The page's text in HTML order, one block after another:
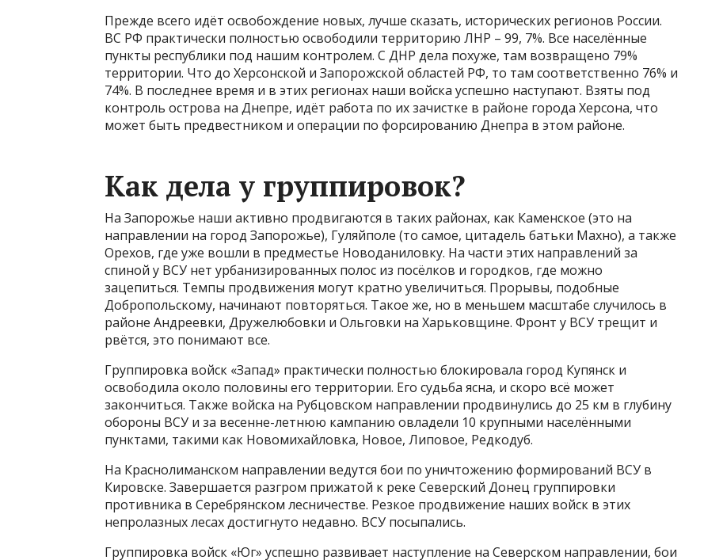
Прежде всего идёт освобождение новых, лучше сказать, исторических регионов России.
ВС РФ практически полностью освободили территорию ЛНР – 99, 7%. Все населённые
пункты республики под нашим контролем. С ДНР дела похуже, там возвращено 79%
территории. Что до Херсонской и Запорожской областей РФ, то там соответственно 76% и
74%. В последнее время и в этих регионах наши войска успешно наступают. Взяты под
контроль острова на Днепре, идёт работа по их зачистке в районе города Херсона, что
может быть предвестником и операции по форсированию Днепра в этом районе.
Как дела у группировок?
На Запорожье наши активно продвигаются в таких районах, как Каменское (это на
направлении на город Запорожье), Гуляйполе (то самое, цитадель батьки Махно), а также
Орехов, где уже вошли в предместье Новоданиловку. На части этих направлений за
спиной у ВСУ нет урбанизированных полос из посёлков и городков, где можно
зацепиться. Темпы продвижения могут кратно увеличиться. Прорывы, подобные
Добропольскому, начинают повторяться. Такое же, но в меньшем масштабе случилось в
районе Андреевки, Дружелюбовки и Ольговки на Харьковщине. Фронт у ВСУ трещит и
рвётся, это понимают все.
Группировка войск «Запад» практически полностью блокировала город Купянск и
освободила около половины его территории. Его судьба ясна, и скоро всё может
закончиться. Также войска на Рубцовском направлении продвинулись до 25 км в глубину
обороны ВСУ и за весенне-летнюю кампанию овладели 10 крупными населёнными
пунктами, такими как Новомихайловка, Новое, Липовое, Редкодуб.
На Краснолиманском направлении ведутся бои по уничтожению формирований ВСУ в
Кировске. Завершается разгром прижатой к реке Северский Донец группировки
противника в Серебрянском лесничестве. Резкое продвижение наших войск в этих
непролазных лесах достигнуто недавно. ВСУ посыпались.
Группировка войск «Юг» успешно развивает наступление на Северском направлении, бои